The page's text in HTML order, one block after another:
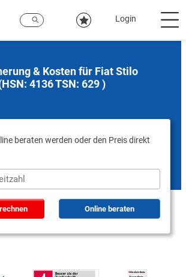
Login
& Kosten für Fiat Stilo
4136 TSN: 629 )
beraten werden oder den Preis direkt
Online beraten